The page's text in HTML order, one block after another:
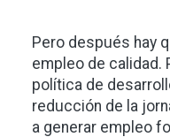
Pero después hay
empleo de calidad.
política de
reducción de la
a generar empleo